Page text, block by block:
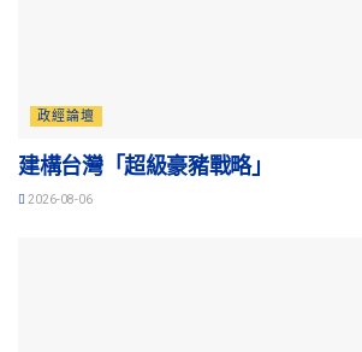
政經論壇
建構台灣「超級豪豬戰略」
2026-08-06